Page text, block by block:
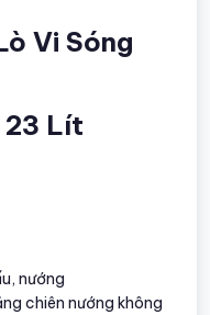
Vi Sóng
23 Lít
nướng
chiên nướng không